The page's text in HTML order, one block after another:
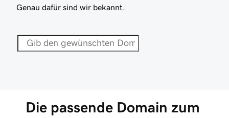
Genau dafür sind wir bekannt.
Die passende Domain zum